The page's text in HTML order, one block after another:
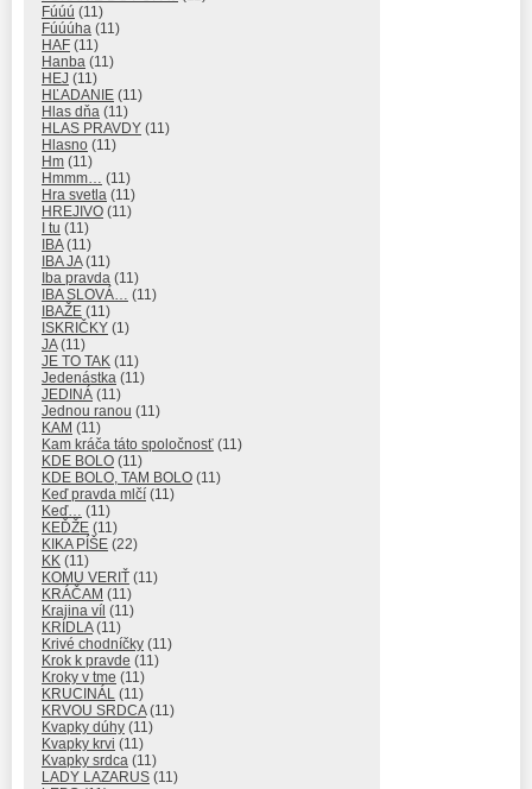
Fúúú (11)
Fúúúha (11)
HAF (11)
Hanba (11)
HEJ (11)
HĽADANIE (11)
Hlas dňa (11)
HLAS PRAVDY (11)
Hlasno (11)
Hm (11)
Hmmm…
(11)
Hra svetla (11)
HREJIVO (11)
I tu (11)
IBA(11)
IBA JA(11)
Iba pravda (11)
IBA SLOVÁ…
(11)
IBAŽE (11)
ISKRIČKY (1)
JA(11)
JE TO TAK (11)
Jedenástka (11)
JEDINÁ (11)
Jednou ranou (11)
KAM (11)
Kam kráča táto spoločnosť (11)
KDE BOLO (11)
KDE BOLO, TAM BOLO (11)
Keď pravda mlčí (11)
Keď…
(11)
KEĎŽE (11)
KIKA PÍŠE (22)
KK (11)
KOMU VERIŤ (11)
KRÁČAM (11)
Krajina víl (11)
KRÍDLA(11)
Krivé chodníčky (11)
Krok k pravde (11)
Kroky v tme (11)
KRUCINÁL (11)
KRVOU SRDCA(11)
Kvapky dúhy (11)
Kvapky krvi (11)
Kvapky srdca (11)
LADY LAZARUS (11)